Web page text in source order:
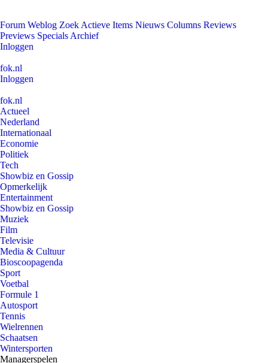
Forum Weblog Zoek Actieve Items Nieuws Columns Reviews
Previews Specials Archief
Inloggen
fok.nl
Inloggen
fok.nl
Actueel
Nederland
Internationaal
Economie
Politiek
Tech
Showbiz en Gossip
Opmerkelijk
Entertainment
Showbiz en Gossip
Muziek
Film
Televisie
Media & Cultuur
Bioscoopagenda
Sport
Voetbal
Formule 1
Autosport
Tennis
Wielrennen
Schaatsen
Wintersporten
Managerspelen